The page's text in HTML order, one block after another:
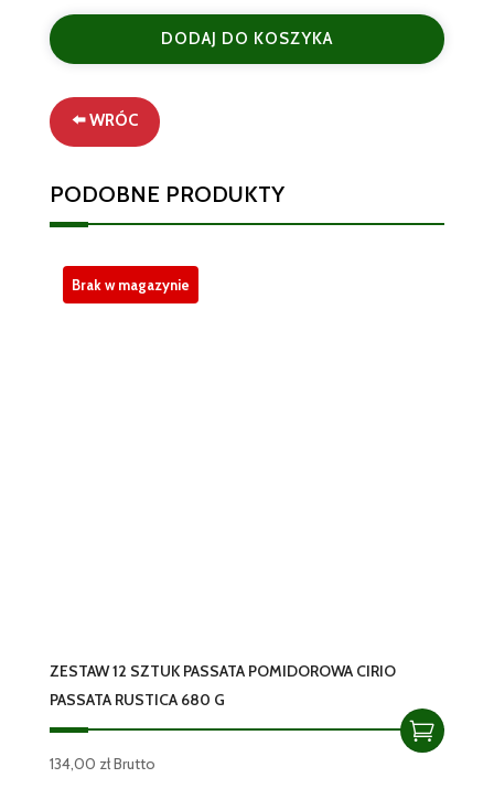
con
basilico
Mutti
280
g
DODAJ DO KOSZYKA
⬅️ WRÓC
PODOBNE PRODUKTY
ZESTAW 12 SZTUK PASSATA POMIDOROWA CIRIO
PASSATA RUSTICA 680 G
134,00 złBrutto
Brak w magazynie